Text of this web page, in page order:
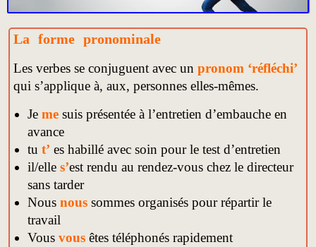
La forme pronominale
Les verbes se conjuguent avec un pronom ‘réfléchi’
qui s’applique à, aux, personnes elles-mêmes.
Je me suis présentée à l’entretien d’embauche en
avance
tu t’ es habillé avec soin pour le test d’entretien
il/elle s’est rendu au rendez-vous chez le directeur
sans tarder
Nous nous sommes organisés pour répartir le
travail
Vous vous êtes téléphonés rapidement